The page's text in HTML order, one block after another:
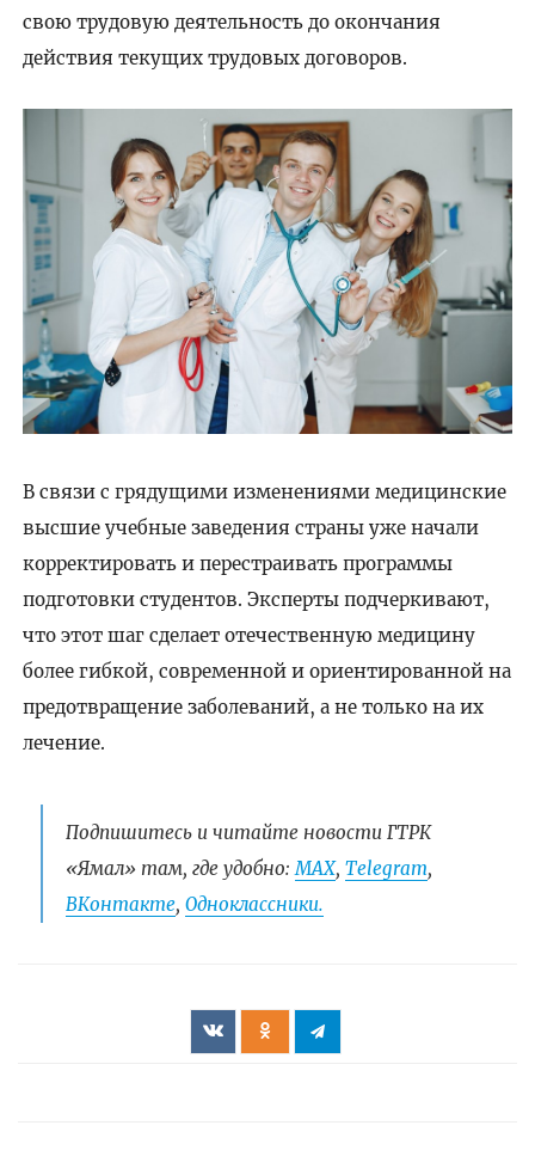
свою трудовую деятельность до окончания
действия текущих трудовых договоров.
В связи с грядущими изменениями медицинские
высшие учебные заведения страны уже начали
корректировать и перестраивать программы
подготовки студентов. Эксперты подчеркивают,
что этот шаг сделает отечественную медицину
более гибкой, современной и ориентированной на
предотвращение заболеваний, а не только на их
лечение.
Подпишитесь и читайте новости ГТРК
«Ямал» там, где удобно: МАХ, Telegram,
ВКонтакте, Одноклассники.